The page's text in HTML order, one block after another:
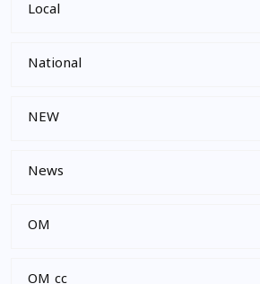
Local
National
NEW
News
OM
OM cc